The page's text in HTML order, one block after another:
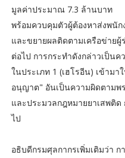
มูลค่าประมาณ 7.3 ล้านบาท
พร้อมควบคุมตัวผู้ต้องหาส่งพนั
และขยายผลติดตามเครือข่าย
ต่อไป การกระทำดังกล่าวเป็น
ในประเภท 1 (เฮโรอีน) เข้าม
อนุญาต" อันเป็นความผิดตามพ
และประมวลกฎหมายยาเสพติ
ไป
อธิบดีกรมศุลกากรเพิ่มเติมว่า